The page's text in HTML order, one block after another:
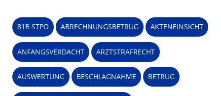
81B STPO ABRECHNUNGSBETRUG AKTENEINSICHT
ANFANGSVERDACHT ARZTSTRAFRECHT
AUSWERTUNG BESCHLAGNAHME BETRUG